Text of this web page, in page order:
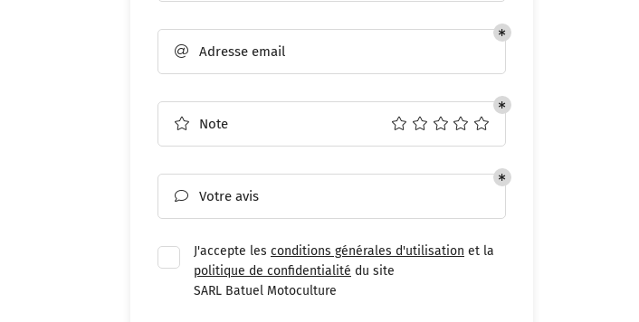
 Adresse email
 Note
 Votre avis
J'accepte les conditions générales d'utilisation et la
politique de confidentialité du site
SARL Batuel Motoculture